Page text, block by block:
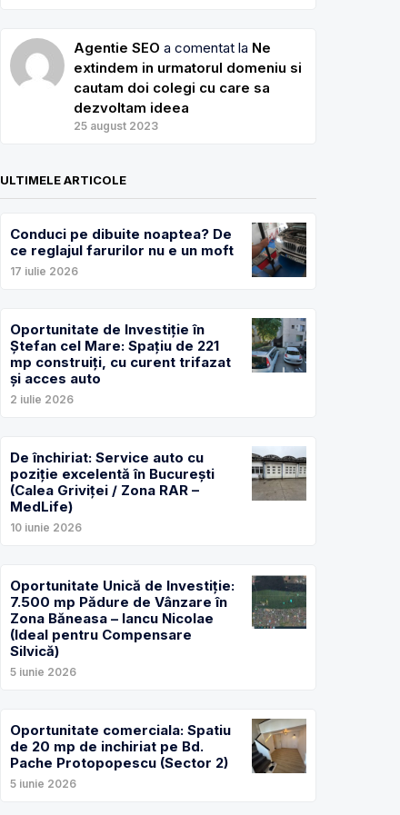
Agentie SEO a comentat la Ne
extindem in urmatorul domeniu si
cautam doi colegi cu care sa
dezvoltam ideea
25 august 2023
ULTIMELE ARTICOLE
Conduci pe dibuite noaptea? De
ce reglajul farurilor nu e un moft
17 iulie 2026
Oportunitate de Investiție în
Ștefan cel Mare: Spațiu de 221
mp construiți, cu curent trifazat
și acces auto
2 iulie 2026
De închiriat: Service auto cu
poziție excelentă în București
(Calea Griviței / Zona RAR –
MedLife)
10 iunie 2026
Oportunitate Unică de Investiție:
7.500 mp Pădure de Vânzare în
Zona Băneasa – Iancu Nicolae
(Ideal pentru Compensare
Silvică)
5 iunie 2026
Oportunitate comerciala: Spatiu
de 20 mp de inchiriat pe Bd.
Pache Protopopescu (Sector 2)
5 iunie 2026